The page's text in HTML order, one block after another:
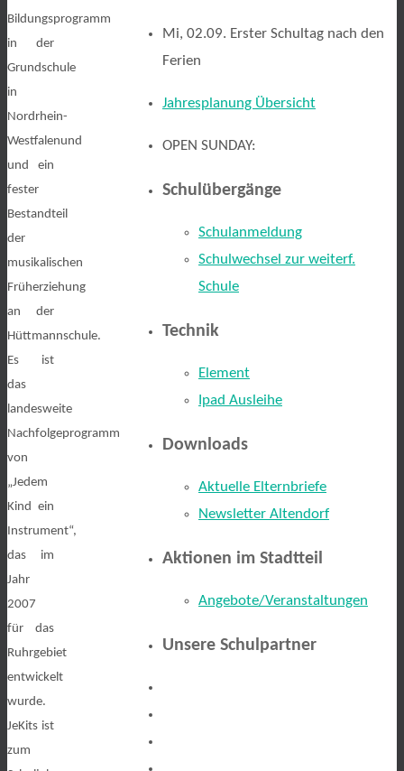
Bildungsprogramm
in der
Grundschule
in
Nordrhein-
Westfalenund
und ein
fester
Bestandteil
der
musikalischen
Früherziehung
an der
Hüttmannschule.
Es ist
das
landesweite
Nachfolgeprogramm
von
„Jedem
Kind ein
Instrument“,
das im
Jahr
2007
für das
Ruhrgebiet
entwickelt
wurde.
JeKits ist
zum
Mi, 02.09. Erster Schultag nach den
Ferien
Jahresplanung Übersicht
OPEN SUNDAY:
Schulübergänge
Schulanmeldung
Schulwechsel zur weiterf.
Schule
Technik
Element
Ipad Ausleihe
Downloads
Aktuelle Elternbriefe
Newsletter Altendorf
Aktionen im Stadtteil
Angebote/Veranstaltungen
Unsere Schulpartner